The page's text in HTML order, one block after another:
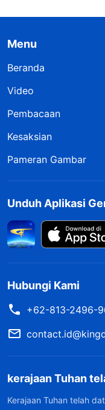
Menu
Beranda
Video
Pembacaan
Kesaksian
Pameran Gambar
Unduh Aplikasi
Hubungi Kami
+62-813-2496-
kerajaan Tuhan
Kerajaan Tuhan telah